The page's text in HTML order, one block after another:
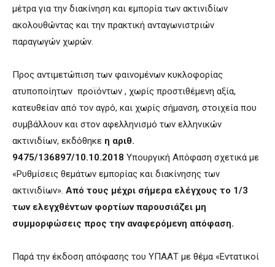
μέτρα για την διακίνηση και εμπορία των ακτινιδίων
ακολουθώντας και την πρακτική ανταγωνιστριών
παραγωγών χωρών.
Προς αντιμετώπιση των φαινομένων κυκλοφορίας
ατυποποίητων προϊόντων , χωρίς προστιθέμενη αξία,
κατευθείαν από τον αγρό, και χωρίς σήμανση, στοιχεία που
συμβάλλουν και στον αφελληνισμό των ελληνικών
ακτινιδίων, εκδόθηκε η αριθ.
9475/136897/10.10.2018 Υπουργική Απόφαση σχετικά με
«Ρυθμίσεις θεμάτων εμπορίας και διακίνησης των
ακτινιδίων». Από τους μέχρι σήμερα ελέγχους το 1/3
των ελεγχθέντων φορτίων παρουσιάζει μη
συμμορφώσεις προς την αναφερόμενη απόφαση.
Παρά την έκδοση απόφασης του ΥΠΑΑΤ με θέμα «Εντατικοί